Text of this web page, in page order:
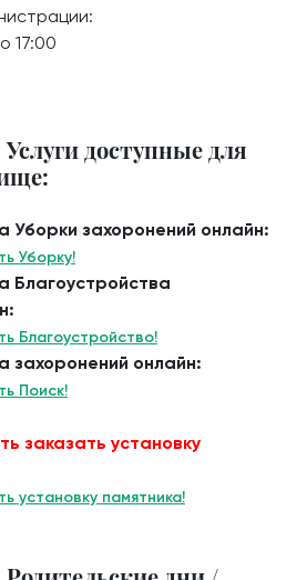
17:00
доступные для
Уборки захоронений онлайн:
Уборку!
Благоустройства
Благоустройство!
захоронений онлайн:
Поиск!
заказать установку
установку памятника!